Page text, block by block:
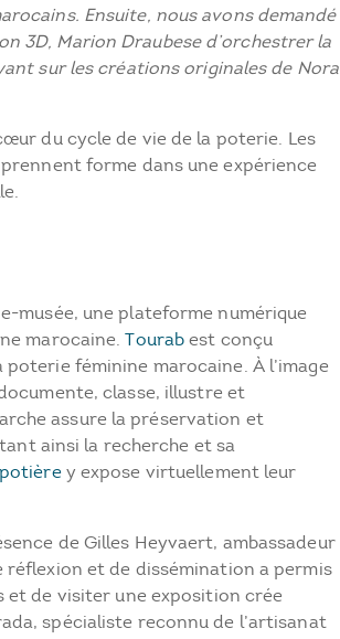
Ensuite, nous avons demandé
3D, Marion Draubese d’orchestrer la
sur les créations originales de Nora
du cycle de vie de la poterie. Les
forme dans une expérience
musée, une plateforme numérique
marocaine.Tourab est conçu
féminine marocaine. À l’image
classe, illustre et
assure la préservation et
ainsi la recherche et sa
y expose virtuellement leur
de Gilles Heyvaert, ambassadeur
réflexion et de dissémination a permis
et de visiter une exposition crée
spécialiste reconnu de l’artisanat